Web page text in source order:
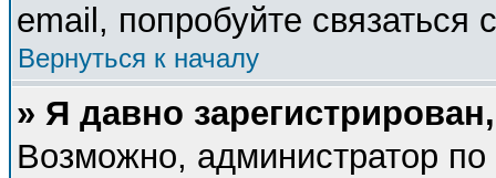
email, попробуйте связаться
Вернуться к началу
» Я давно
Возможно, администратор по